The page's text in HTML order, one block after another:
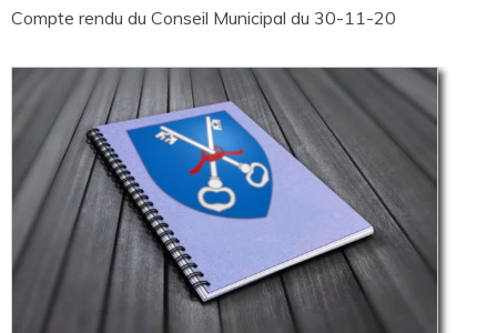
Compte rendu du Conseil Municipal du 30-11-20